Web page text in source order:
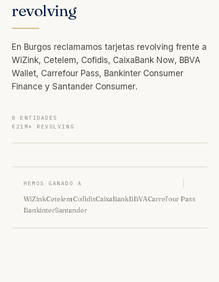
revolving
En Burgos reclamamos tarjetas revolving frente a
WiZink, Cetelem, Cofidis, CaixaBank Now, BBVA
Wallet, Carrefour Pass, Bankinter Consumer
Finance y Santander Consumer.
8 ENTIDADES
€21M+ REVOLVING
HEMOS GANADO A
WiZinkCetelemCofidisCaixaBankBBVACarrefour Pass
BankinterSantander